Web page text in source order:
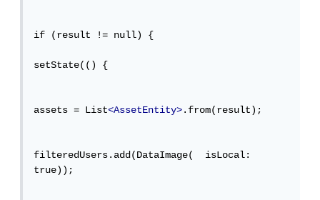
if (result != null) {
setState(() {
assets = List<AssetEntity>.from(result);
filteredUsers.add(DataImage(  isLocal:
true));